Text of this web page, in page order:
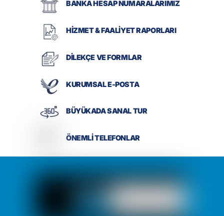
BANKA HESAP NUMARALARIMIZ
HİZMET & FAALİYET RAPORLARI
DİLEKÇE VE FORMLAR
KURUMSAL E-POSTA
BÜYÜKADA SANAL TUR
ÖNEMLİ TELEFONLAR